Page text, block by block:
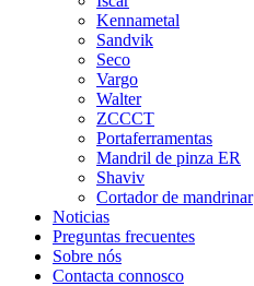
Kennametal
Sandvik
Seco
Vargo
Walter
ZCCCT
Portaferramentas
Mandril de pinza ER
Shaviv
Cortador de mandrinar
Noticias
Preguntas frecuentes
Sobre nós
Contacta connosco